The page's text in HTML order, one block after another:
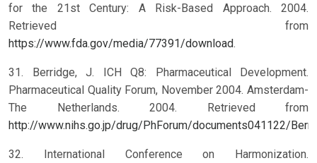
for the 21st Century: A Risk-Based Approach. 2004.
Retrieved from
https://www.fda.gov/media/77391/download.
31. Berridge, J. ICH Q8: Pharmaceutical Development.
Pharmaceutical Quality Forum, November 2004. Amsterdam-
The Netherlands. 2004. Retrieved from
http://www.nihs.go.jp/drug/PhForum/documents041122/
32. International Conference on Harmonization.